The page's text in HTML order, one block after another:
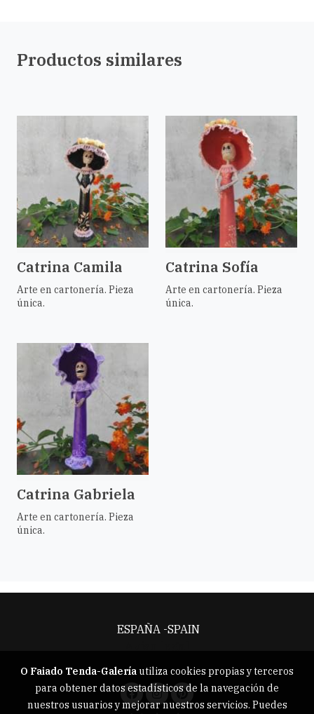
Productos similares
Catrina Camila
Arte en cartonería. Pieza
única.
Catrina Sofía
Arte en cartonería. Pieza
única.
Catrina Gabriela
Arte en cartonería. Pieza
única.
ESPAÑA -SPAIN
O Faiado Tenda-Galeríautiliza cookies propias y terceros
para obtener datos estadísticos de la navegación de
nuestros usuarios y mejorar nuestros servicios. Puedes